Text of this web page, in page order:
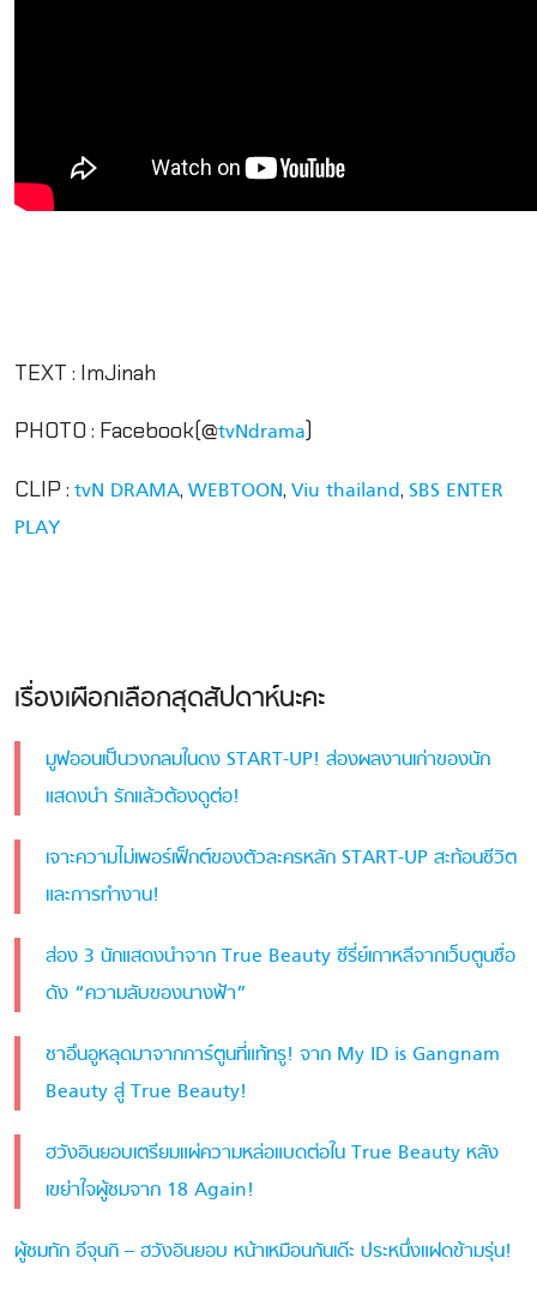
TEXT : ImJinah
PHOTO : Facebook(@tvNdrama)
CLIP : tvN DRAMA, WEBTOON, Viu thailand, SBS ENTER
PLAY
เรื่องเผือกเลือกสุดสัปดาห์นะคะ
มูฟออนเป็นวงกลมในดง START-UP! ส่องผลงานเก่าของนัก
แสดงนำ รักแล้วต้องดูต่อ!
เจาะความไม่เพอร์เฟ็กต์ของตัวละครหลัก START-UP สะท้อนชีวิต
และการทำงาน!
ส่อง 3 นักแสดงนำจาก True Beauty ซีรี่ย์เกาหลีจากเว็บตูนชื่อ
ดัง “ความลับของนางฟ้า”
ชาอึนอูหลุดมาจากการ์ตูนที่แท้ทรู! จาก My ID is Gangnam
Beauty สู่ True Beauty!
ฮวังอินยอบเตรียมแผ่ความหล่อแบดต่อใน True Beauty หลัง
เขย่าใจผู้ชมจาก 18 Again!
ผู้ชมทัก อีจุนกิ – ฮวังอินยอบ หน้าเหมือนกันเด๊ะ ประหนึ่งแฝดข้ามรุ่น!